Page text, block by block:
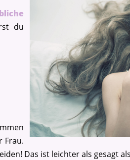
du
Frau.
Das ist leichter als gesagt